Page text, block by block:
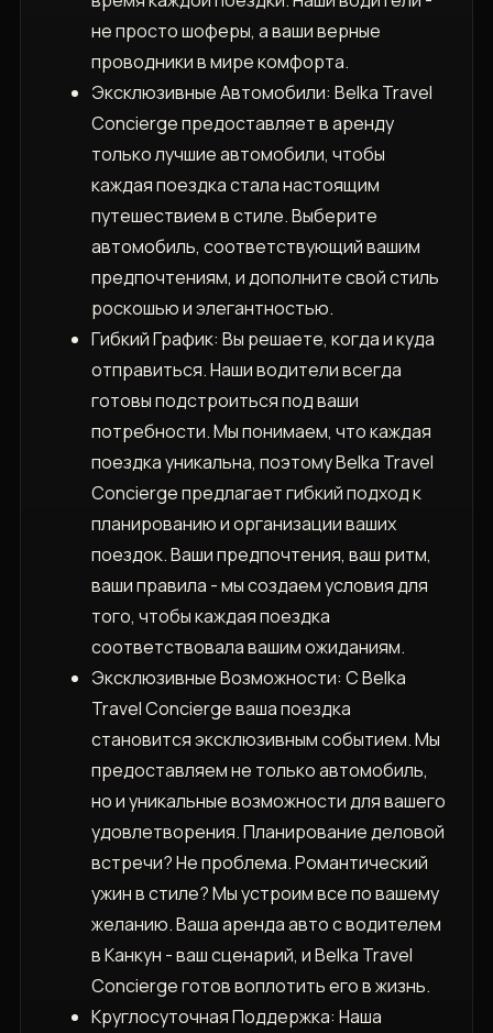
не просто шоферы, а ваши верные
проводники в мире комфорта.
Эксклюзивные Автомобили: Belka Travel
Concierge предоставляет в аренду
только лучшие автомобили, чтобы
каждая поездка стала настоящим
путешествием в стиле. Выберите
автомобиль, соответствующий вашим
предпочтениям, и дополните свой стиль
роскошью и элегантностью.
Гибкий График: Вы решаете, когда и куда
отправиться. Наши водители всегда
готовы подстроиться под ваши
потребности. Мы понимаем, что каждая
поездка уникальна, поэтому Belka Travel
Concierge предлагает гибкий подход к
планированию и организации ваших
поездок. Ваши предпочтения, ваш ритм,
ваши правила - мы создаем условия для
того, чтобы каждая поездка
соответствовала вашим ожиданиям.
Эксклюзивные Возможности: С Belka
Travel Concierge ваша поездка
становится эксклюзивным событием. Мы
предоставляем не только автомобиль,
но и уникальные возможности для вашего
удовлетворения. Планирование деловой
встречи? Не проблема. Романтический
ужин в стиле? Мы устроим все по вашему
желанию. Ваша аренда авто с водителем
в Канкун - ваш сценарий, и Belka Travel
Concierge готов воплотить его в жизнь.
Круглосуточная Поддержка: Наша